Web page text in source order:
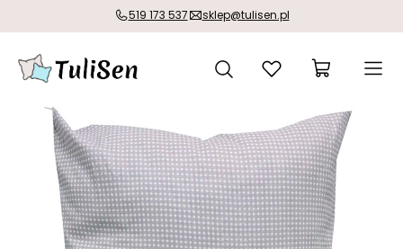
519 173 537 sklep@tulisen.pl